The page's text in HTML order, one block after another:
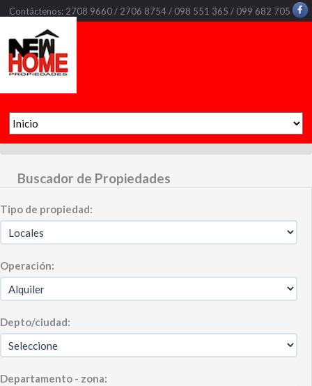
Contáctenos: 2708 9660 / 2706 8754 / 098 551 365 / 099 682 705
Buscador de Propiedades
Tipo de propiedad:
Operación:
Depto/ciudad:
Departamento - zona: